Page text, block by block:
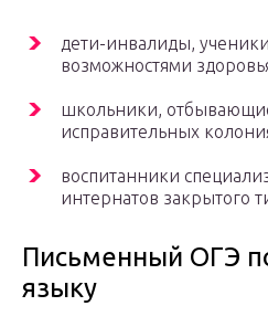
дети-инвалиды,
возможностями
школьники,
исправительных
воспитанники
интернатов закрытого
Письменный ОГЭ
языку